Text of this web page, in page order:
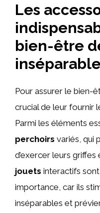
Les
bien-être
Pour assurer le bien-
crucial de leur fournir
Parmi les éléments
perchoirs variés, qui
d’exercer leurs
jouets interactifs
importance, car ils
inséparables et